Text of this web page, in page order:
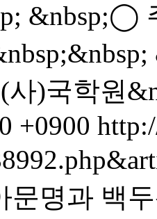
&nbsp;◯
)국학원
+0900
문명과 백